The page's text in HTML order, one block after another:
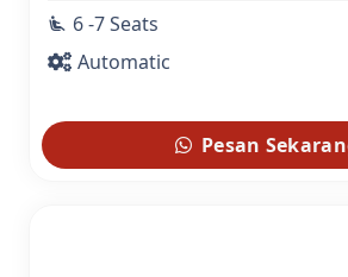
airline_seat_recline_extra 6 -7 Seats
Automatic
Pesan